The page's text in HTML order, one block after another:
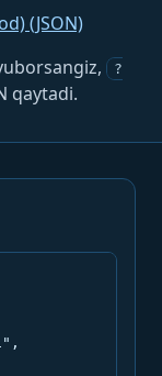
(JSON)
?
qaytadi.